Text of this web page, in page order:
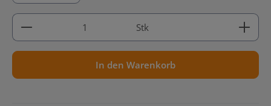
Produkt Anzahl: Gib den gewünschten Wert ein
Stk
In den Warenkorb